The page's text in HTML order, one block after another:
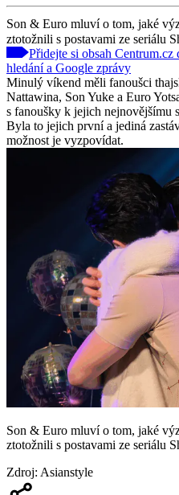
Son & Euro mluví o tom, jaké
ztotožnili s postavami ze seriálu
Přidejte si obsah
hledání a Google zprávy
Minulý víkend měli fanoušci
Nattawina, Son Yuke a Euro
s fanoušky k jejich nejnovějšímu
Byla to jejich první a jediná
možnost je vyzpovídat.
Son & Euro mluví o tom, jaké
ztotožnili s postavami ze seriálu
Zdroj: Asianstyle